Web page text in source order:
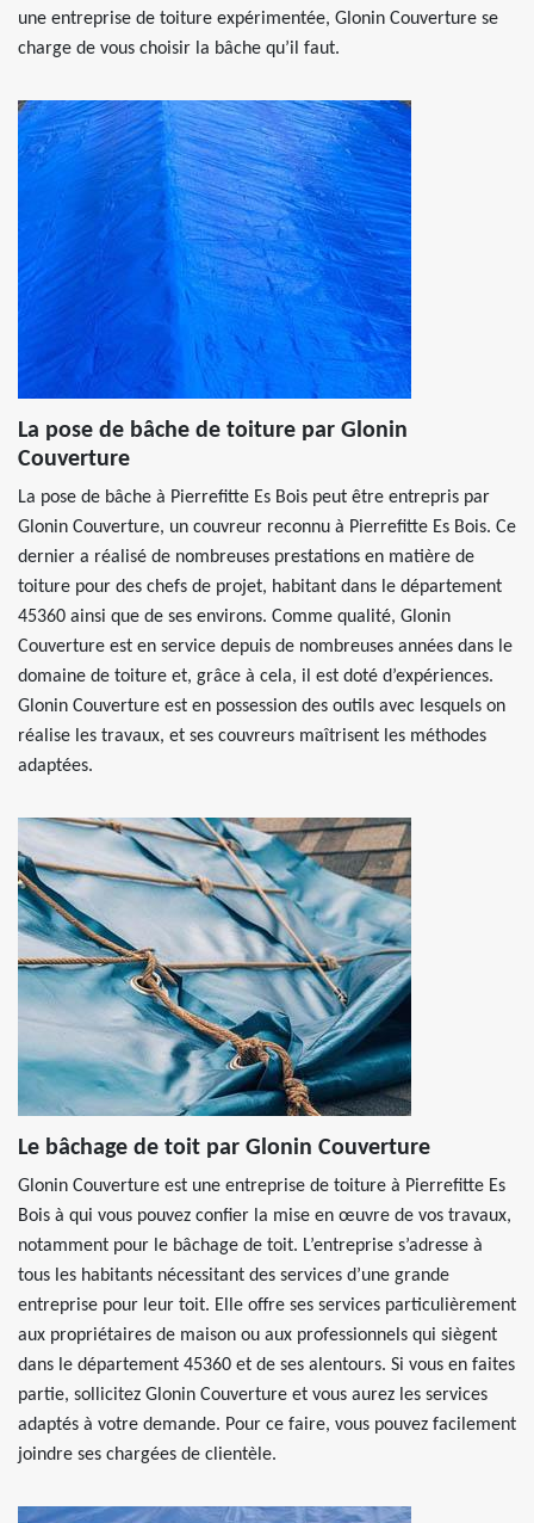
une entreprise de toiture expérimentée, Glonin Couverture se
charge de vous choisir la bâche qu’il faut.
La pose de bâche de toiture par Glonin
Couverture
La pose de bâche à Pierrefitte Es Bois peut être entrepris par
Glonin Couverture, un couvreur reconnu à Pierrefitte Es Bois. Ce
dernier a réalisé de nombreuses prestations en matière de
toiture pour des chefs de projet, habitant dans le département
45360 ainsi que de ses environs. Comme qualité, Glonin
Couverture est en service depuis de nombreuses années dans le
domaine de toiture et, grâce à cela, il est doté d’expériences.
Glonin Couverture est en possession des outils avec lesquels on
réalise les travaux, et ses couvreurs maîtrisent les méthodes
adaptées.
Le bâchage de toit par Glonin Couverture
Glonin Couverture est une entreprise de toiture à Pierrefitte Es
Bois à qui vous pouvez confier la mise en œuvre de vos travaux,
notamment pour le bâchage de toit. L’entreprise s’adresse à
tous les habitants nécessitant des services d’une grande
entreprise pour leur toit. Elle offre ses services particulièrement
aux propriétaires de maison ou aux professionnels qui siègent
dans le département 45360 et de ses alentours. Si vous en faites
partie, sollicitez Glonin Couverture et vous aurez les services
adaptés à votre demande. Pour ce faire, vous pouvez facilement
joindre ses chargées de clientèle.